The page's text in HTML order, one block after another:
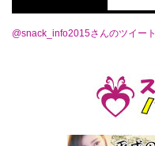
@snack_info2015さんのツイート